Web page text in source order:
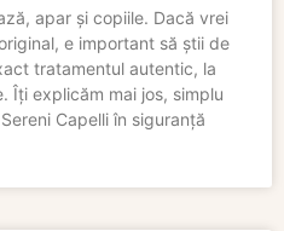
apar și copiile. Dacă vrei
e important să știi de
tratamentul autentic, la
Îți explicăm mai jos, simplu
Capelli în siguranță